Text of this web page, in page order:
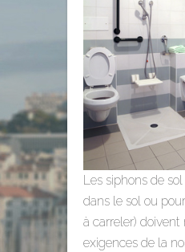
Les siphons de
dans le sol ou
à carreler) doivent
exigences de la